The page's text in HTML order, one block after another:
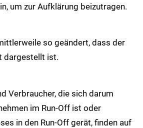
um zur Aufklärung beizutragen.
so geändert, dass der
dargestellt ist.
Verbraucher, die sich darum
im Run-Off ist oder
in den Run-Off gerät, finden auf